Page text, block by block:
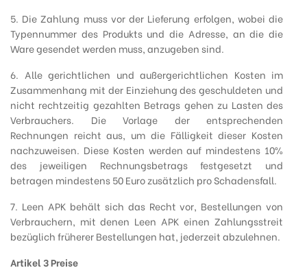
5. Die Zahlung muss vor der Lieferung erfolgen, wobei die
Typennummer des Produkts und die Adresse, an die die
Ware gesendet werden muss, anzugeben sind.
6. Alle gerichtlichen und außergerichtlichen Kosten im
Zusammenhang mit der Einziehung des geschuldeten und
nicht rechtzeitig gezahlten Betrags gehen zu Lasten des
Verbrauchers. Die Vorlage der entsprechenden
Rechnungen reicht aus, um die Fälligkeit dieser Kosten
nachzuweisen. Diese Kosten werden auf mindestens 10%
des jeweiligen Rechnungsbetrags festgesetzt und
betragen mindestens 50 Euro zusätzlich pro Schadensfall.
7. Leen APK behält sich das Recht vor, Bestellungen von
Verbrauchern, mit denen Leen APK einen Zahlungsstreit
bezüglich früherer Bestellungen hat, jederzeit abzulehnen.
Artikel 3 Preise